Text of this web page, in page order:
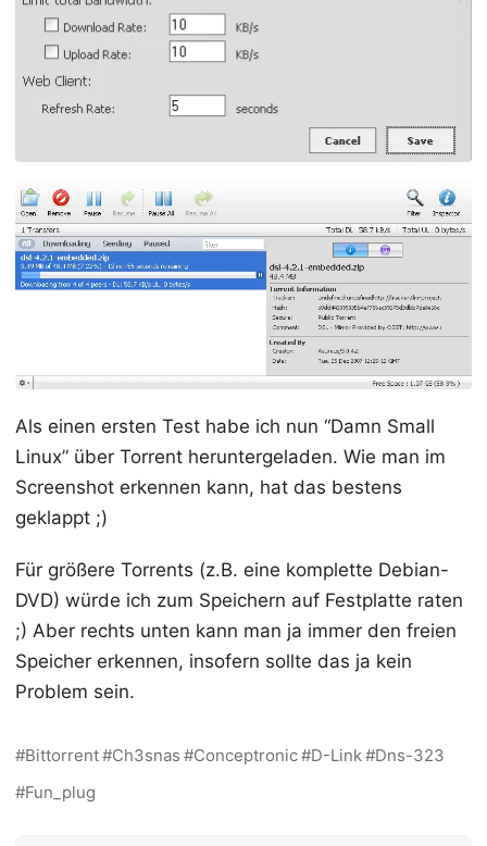
Als einen ersten Test habe ich nun “Damn Small
Linux” über Torrent heruntergeladen. Wie man im
Screenshot erkennen kann, hat das bestens
geklappt ;)
Für größere Torrents (z.B. eine komplette Debian-
DVD) würde ich zum Speichern auf Festplatte raten
;) Aber rechts unten kann man ja immer den freien
Speicher erkennen, insofern sollte das ja kein
Problem sein.
Bittorrent Ch3snas Conceptronic D-Link
Dns-323
Fun_plug